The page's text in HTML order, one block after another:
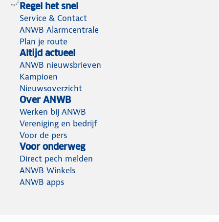
Regel het snel
Service & Contact
ANWB Alarmcentrale
Plan je route
Altijd actueel
ANWB nieuwsbrieven
Kampioen
Nieuwsoverzicht
Over ANWB
Werken bij ANWB
Vereniging en bedrijf
Voor de pers
Voor onderweg
Direct pech melden
ANWB Winkels
ANWB apps